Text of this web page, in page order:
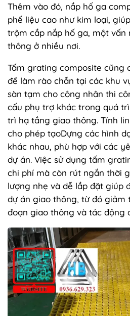
Thêm vào đó, nắp hố ga
phế liệu cao như kim loại,
trộm cắp nắp hố ga, một vấn
thông ở nhiều nơi.
Tấm grating composite cũng
để làm rào chắn tại các khu
sàn tạm cho công nhân thi
cấu phụ trợ khác trong quá
trì hạ tầng giao thông. Tính
cho phép tạoDựng các hình
khác nhau, phù hợp với các
dự án. Việc sử dụng tấm
chi phí mà còn rút ngắn thời
lượng nhẹ và dễ lắp đặt giúp
dự án giao thông, từ đó giảm
đoạn giao thông và tác động